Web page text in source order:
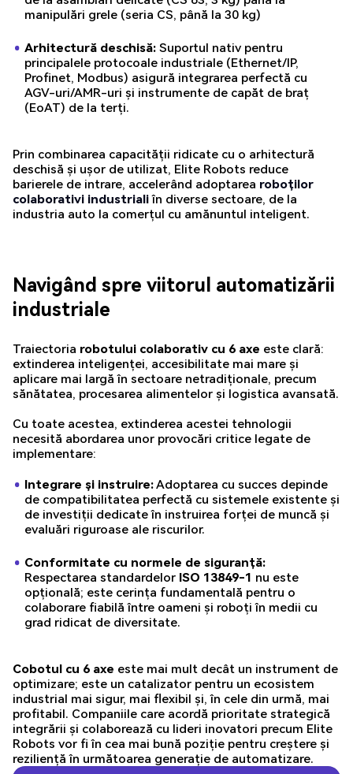
manipulări grele (seria CS, până la 30 kg)
Arhitectură deschisă: Suportul nativ pentru
principalele protocoale industriale (Ethernet/IP,
Profinet, Modbus) asigură integrarea perfectă cu
AGV-uri/AMR-uri și instrumente de capăt de braț
(EoAT) de la terți.
Prin combinarea capacității ridicate cu o arhitectură
deschisă și ușor de utilizat, Elite Robots reduce
barierele de intrare, accelerând adoptarea roboților
colaborativi industrialiîn diverse sectoare, de la
industria auto la comerțul cu amănuntul inteligent.
Navigând spre viitorul automatizării
industriale
Traiectoria robotului colaborativ cu 6 axe este clară:
extinderea inteligenței, accesibilitate mai mare și
aplicare mai largă în sectoare netradiționale, precum
sănătatea, procesarea alimentelor și logistica avansată.
Cu toate acestea, extinderea acestei tehnologii
necesită abordarea unor provocări critice legate de
implementare:
Integrare și instruire:Adoptarea cu succes depinde
de compatibilitatea perfectă cu sistemele existente și
de investiții dedicate în instruirea forței de muncă și
evaluări riguroase ale riscurilor.
Conformitate cu normele de siguranță:
Respectarea standardelor ISO 13849-1 nu este
opțională; este cerința fundamentală pentru o
colaborare fiabilă între oameni și roboți în medii cu
grad ridicat de diversitate.
Cobotul cu 6 axe este mai mult decât un instrument de
optimizare; este un catalizator pentru un ecosistem
industrial mai sigur, mai flexibil și, în cele din urmă, mai
profitabil. Companiile care acordă prioritate strategică
integrării și colaborează cu lideri inovatori precum Elite
Robots vor fi în cea mai bună poziție pentru creștere și
reziliență în următoarea generație de automatizare.